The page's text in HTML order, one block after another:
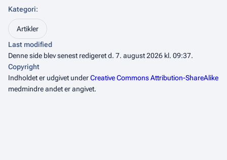
Kategori:
Artikler
Last modified
Denne side blev senest redigeret d. 7. august 2026 kl. 09:37.
Copyright
Indholdet er udgivet underCreative Commons Attribution-ShareAlike
medmindre andet er angivet.